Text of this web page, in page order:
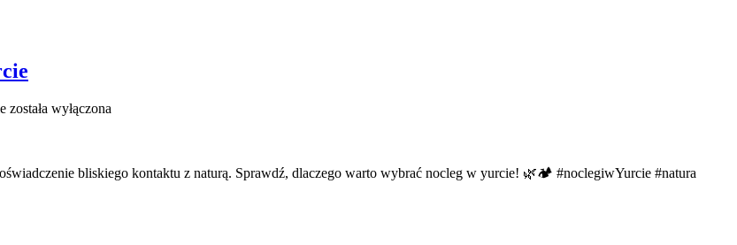
została wyłączona
bliskiego kontaktu z naturą. Sprawdź, dlaczego warto wybrać nocleg w yurcie! 🌿🏕️ #noclegiwYurcie #natura